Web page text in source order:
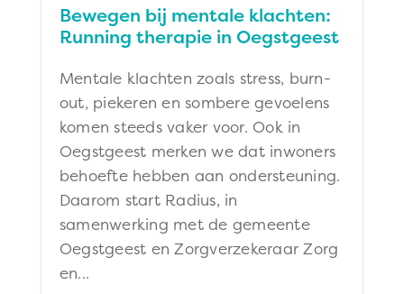
Bewegen bij mentale klachten:
Running therapie in Oegstgeest
Mentale klachten zoals stress, burn-
out, piekeren en sombere gevoelens
komen steeds vaker voor. Ook in
Oegstgeest merken we dat inwoners
behoefte hebben aan ondersteuning.
Daarom start Radius, in
samenwerking met de gemeente
Oegstgeest en Zorgverzekeraar Zorg
en...